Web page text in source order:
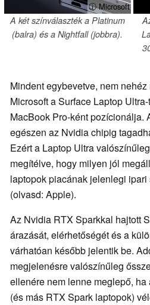
ⓘ Microsoft
A két színválaszték a Platinum
(balra) és a Nightfall (jobbra).
Mindent egybevetve, nem
Microsoft a Surface Laptop
MacBook Pro-ként pozícionálja.
egészen az Nvidia chipig
Ezért a Laptop Ultra
megítélve, hogy milyen jól
laptopok piacának jelenlegi
(olvasd: Apple).
Az Nvidia RTX Sparkkal hajtott
árazását, elérhetőségét és a
várhatóan később jelentik be.
megjelenésre valószínűleg
ellenére nem lenne meglepő,
(és más RTX Spark laptopok)